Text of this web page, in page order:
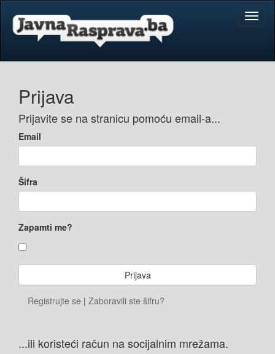
Prijava
Prijavite se na stranicu pomoću email-a...
Email
Šifra
Zapamti me?
Registrujte se | Zaboravili ste šifru?
...ili koristeći račun na socijalnim mrežama.